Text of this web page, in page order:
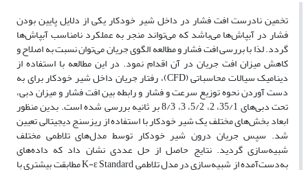
تخمین نادرست افت فشار در داخل شیر خودکار یکی از دلایل پایین بودن
فشار در آبپاش‌ها می‌باشد که می‌تواند منجر به عملکرد نامناسب آبپاش‌ها
گردد. لذا با بررسی افت فشار و مطالعه الگوی جریان می‌توان نسبت به اصلاح و
کاهش میزان افت جریان در آن اقدام نمود. در این مطالعه با استفاده از
دینامیک سیالات محاسباتی (CFD)، رفتار جریان داخل شیر خودکار برای به
دست آوردن نحوه توزیع سرعت و فشار و رابطه بین افت فشار و میزان دبی،
تحت دبی‌های 35/1، 2، 5/2، 3، 8/3 بر ثانیه بررسی ‌شده است. بدین منظور
ابعاد بخش‌های مختلف یک شیر خودکار با استفاده از ریزسنج دیجیتالی تعیین‌
شد. سپس جریان درون شیر خودکار توسط مدل‌های تلاطمی مختلف
شبیه‌سازی گردید. نتایج حاصل از حل عددی نشان داد که داده‌های
به‌دست‌آمده از شبیه‌سازی در مدل تلاطمی K-ε Standard مطابقت بیشتری با